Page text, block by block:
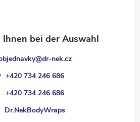
@dr-nek.cz
+420 734 246 686
+420 734 246 686
Dr.NekBodyWraps